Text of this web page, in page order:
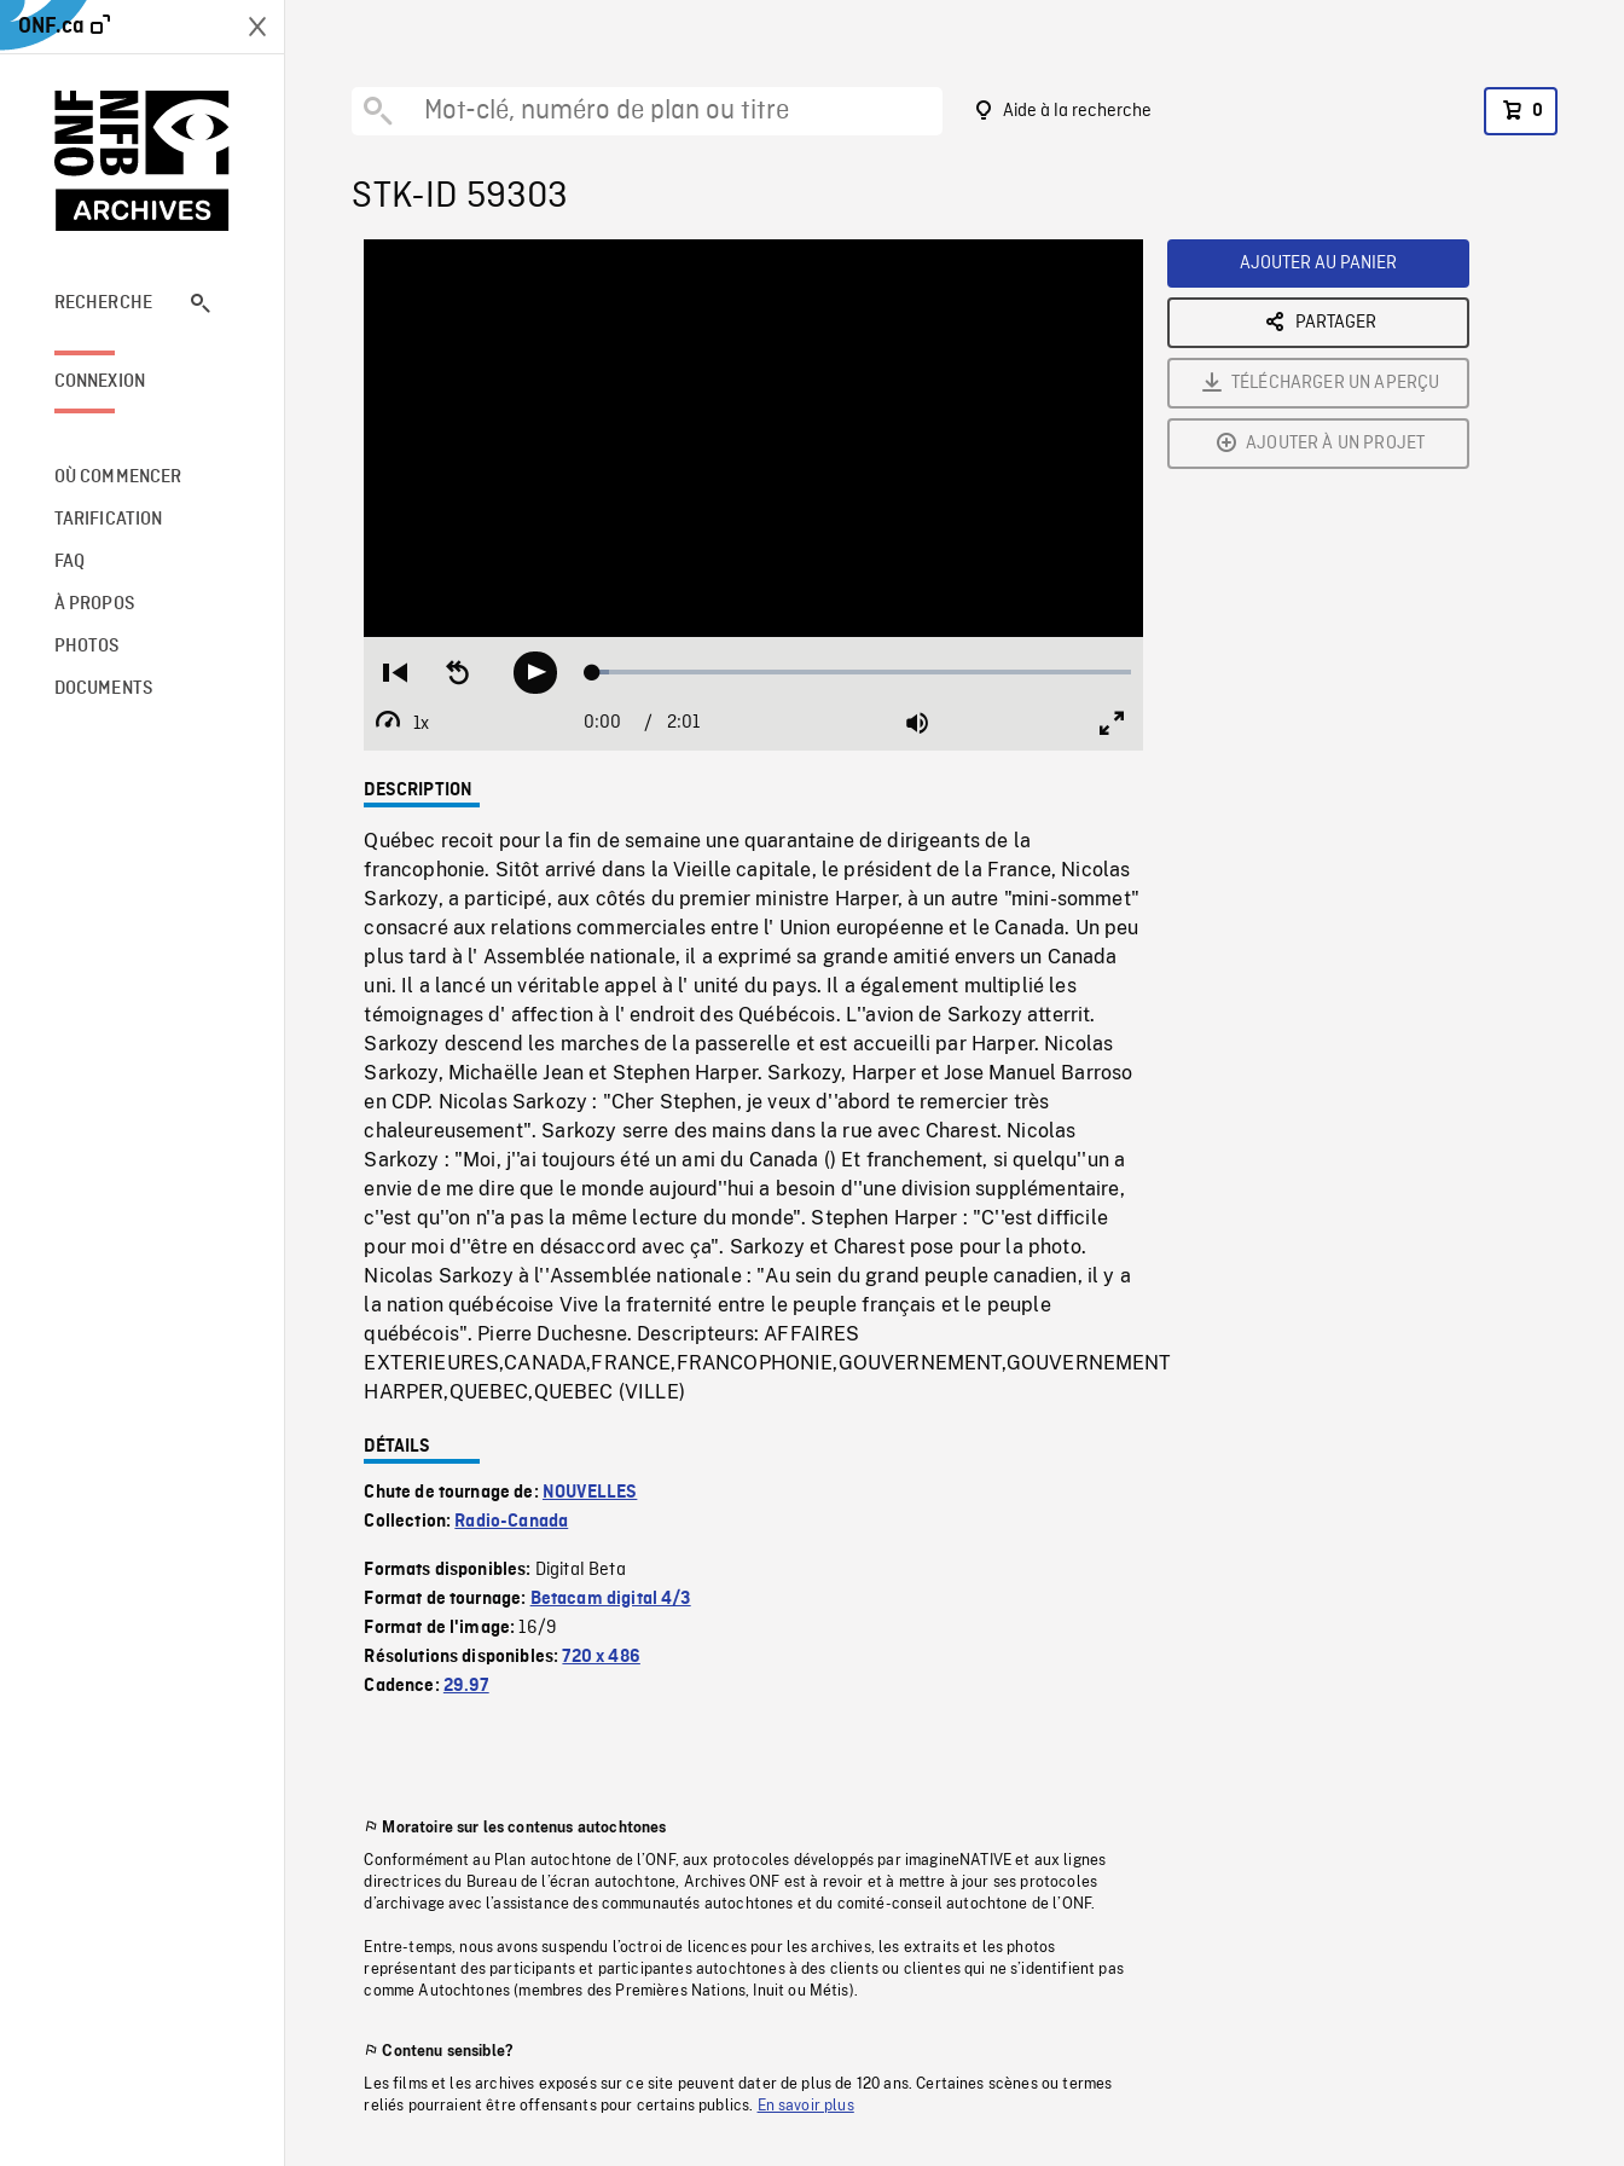
ONF.ca
RECHERCHE
CONNEXION
OÙ COMMENCER
TARIFICATION
FAQ
À PROPOS
PHOTOS
DOCUMENTS
Aide à la recherche 0
STK-ID 59303
Restart
beginning
Seek
backwardPlay Loaded:
1x
Playback
Current
0:00 / 2:01 Mute
DESCRIPTION
Québec recoit pour la fin de semaine une quarantaine de dirigeants de la
francophonie. Sitôt arrivé dans la Vieille capitale, le président de la France, Nicolas
Sarkozy, a participé, aux côtés du premier ministre Harper, à un autre "mini-sommet"
consacré aux relations commerciales entre l' Union européenne et le Canada. Un peu
plus tard à l' Assemblée nationale, il a exprimé sa grande amitié envers un Canada
uni. Il a lancé un véritable appel à l' unité du pays. Il a également multiplié les
témoignages d' affection à l' endroit des Québécois. L''avion de Sarkozy atterrit.
Sarkozy descend les marches de la passerelle et est accueilli par Harper. Nicolas
Sarkozy, Michaëlle Jean et Stephen Harper. Sarkozy, Harper et Jose Manuel Barroso
en CDP. Nicolas Sarkozy : "Cher Stephen, je veux d''abord te remercier très
chaleureusement". Sarkozy serre des mains dans la rue avec Charest. Nicolas
Sarkozy : "Moi, j''ai toujours été un ami du Canada () Et franchement, si quelqu''un a
envie de me dire que le monde aujourd''hui a besoin d''une division supplémentaire,
c''est qu''on n''a pas la même lecture du monde". Stephen Harper : "C''est difficile
pour moi d''être en désaccord avec ça". Sarkozy et Charest pose pour la photo.
Nicolas Sarkozy à l''Assemblée nationale : "Au sein du grand peuple canadien, il y a
la nation québécoise Vive la fraternité entre le peuple français et le peuple
québécois". Pierre Duchesne. Descripteurs: AFFAIRES
EXTERIEURES,CANADA,FRANCE,FRANCOPHONIE,GOUVERNEMENT,GOUVERNEMENT
HARPER,QUEBEC,QUEBEC (VILLE)
DÉTAILS
Chute de tournage de: NOUVELLES
Collection: Radio-Canada
Formats disponibles: Digital Beta
Format de tournage: Betacam digital 4/3
Format de l'image:16/9
Résolutions disponibles:720 x 486
Cadence: 29.97
Moratoire sur les contenus autochtones
Conformément au Plan autochtone de l’ONF, aux protocoles développés par imagineNATIVE et aux lignes
directrices du Bureau de l’écran autochtone, Archives ONF est à revoir et à mettre à jour ses protocoles
d’archivage avec l’assistance des communautés autochtones et du comité-conseil autochtone de l’ONF.
Entre-temps, nous avons suspendu l’octroi de licences pour les archives, les extraits et les photos
représentant des participants et participantes autochtones à des clients ou clientes qui ne s’identifient pas
comme Autochtones (membres des Premières Nations, Inuit ou Métis).
Contenu sensible?
Les films et les archives exposés sur ce site peuvent dater de plus de 120 ans. Certaines scènes ou termes
reliés pourraient être offensants pour certains publics.
En savoir plus
AJOUTER AU PANIER
PARTAGER
TÉLÉCHARGER UN APERÇU
AJOUTER À UN PROJET